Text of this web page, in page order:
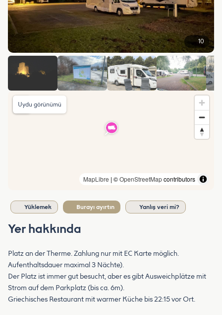
10
MapLibre | ©OpenStreetMapcontributors
Uydu görünümü
Yüklemek Burayı ayırtın Yanlış veri mi?
Yer hakkında
Platz an der Therme. Zahlung nur mit EC Karte möglich.
Aufenthaltsdauer maximal 3 Nächte).
Der Platz ist immer gut besucht, aber es gibt Ausweichplätze mit
Strom auf dem Parkplatz (bis ca. 6m).
Griechisches Restaurant mit warmer Küche bis 22:15 vor Ort.